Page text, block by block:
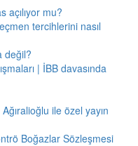
açılıyor mu?
tercihlerini nasıl
değil?
| İBB davasında
ile özel yayın
Boğazlar Sözleşmesi